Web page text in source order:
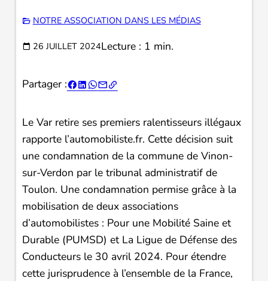
NOTRE ASSOCIATION DANS LES MÉDIAS
26 JUILLET 2024Lecture : 1 min.
Partager :
Le Var retire ses premiers ralentisseurs illégaux
rapporte l’automobiliste.fr. Cette décision suit
une condamnation de la commune de Vinon-
sur-Verdon par le tribunal administratif de
Toulon. Une condamnation permise grâce à la
mobilisation de deux associations
d’automobilistes : Pour une Mobilité Saine et
Durable (PUMSD) et La Ligue de Défense des
Conducteurs le 30 avril 2024. Pour étendre
cette jurisprudence à l’ensemble de la France,